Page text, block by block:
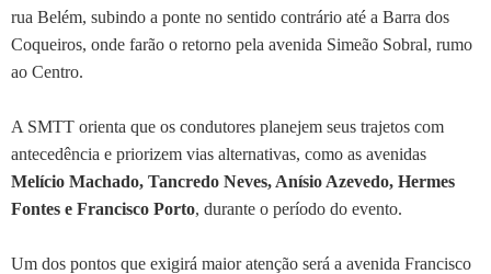
rua Belém, subindo a ponte no sentido contrário até a Barra dos
Coqueiros, onde farão o retorno pela avenida Simeão Sobral, rumo
ao Centro.
A SMTT orienta que os condutores planejem seus trajetos com
antecedência e priorizem vias alternativas, como as avenidas
Melício Machado, Tancredo Neves, Anísio Azevedo, Hermes
Fontes e Francisco Porto, durante o período do evento.
Um dos pontos que exigirá maior atenção será a avenida Francisco